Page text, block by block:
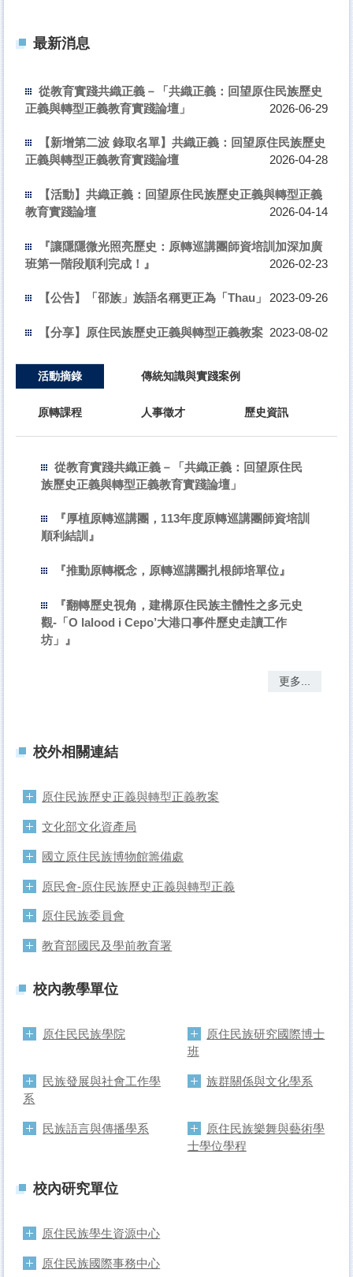
最新消息
從教育實踐共織正義－「共織正義：回望原住民族歷史
正義與轉型正義教育實踐論壇」
2026-06-29
【新增第二波 錄取名單】共織正義：回望原住民族歷史
正義與轉型正義教育實踐論壇
2026-04-28
【活動】共織正義：回望原住民族歷史正義與轉型正義
教育實踐論壇
2026-04-14
『讓隱隱微光照亮歷史：原轉巡講團師資培訓加深加廣
班第一階段順利完成！』
2026-02-23
【公告】「邵族」族語名稱更正為「Thau」 2023-09-26
【分享】原住民族歷史正義與轉型正義教案 2023-08-02
活動摘錄 傳統知識與實踐案例
原轉課程 人事徵才 歷史資訊
從教育實踐共織正義－「共織正義：回望原住民
族歷史正義與轉型正義教育實踐論壇」
『厚植原轉巡講團，113年度原轉巡講團師資培訓
順利結訓』
『推動原轉概念，原轉巡講團扎根師培單位』
『翻轉歷史視角，建構原住民族主體性之多元史
觀-「O lalood i Cepo’大港口事件歷史走讀工作
坊」』
更多...
校外相關連結
原住民族歷史正義與轉型正義教案
文化部文化資產局
國立原住民族博物館籌備處
原民會-原住民族歷史正義與轉型正義
原住民族委員會
教育部國民及學前教育署
校內教學單位
原住民民族學院
原住民族研究國際博士
班
民族發展與社會工作學
系
族群關係與文化學系
民族語言與傳播學系
原住民族樂舞與藝術學
士學位學程
校內研究單位
原住民族學生資源中心
原住民族國際事務中心